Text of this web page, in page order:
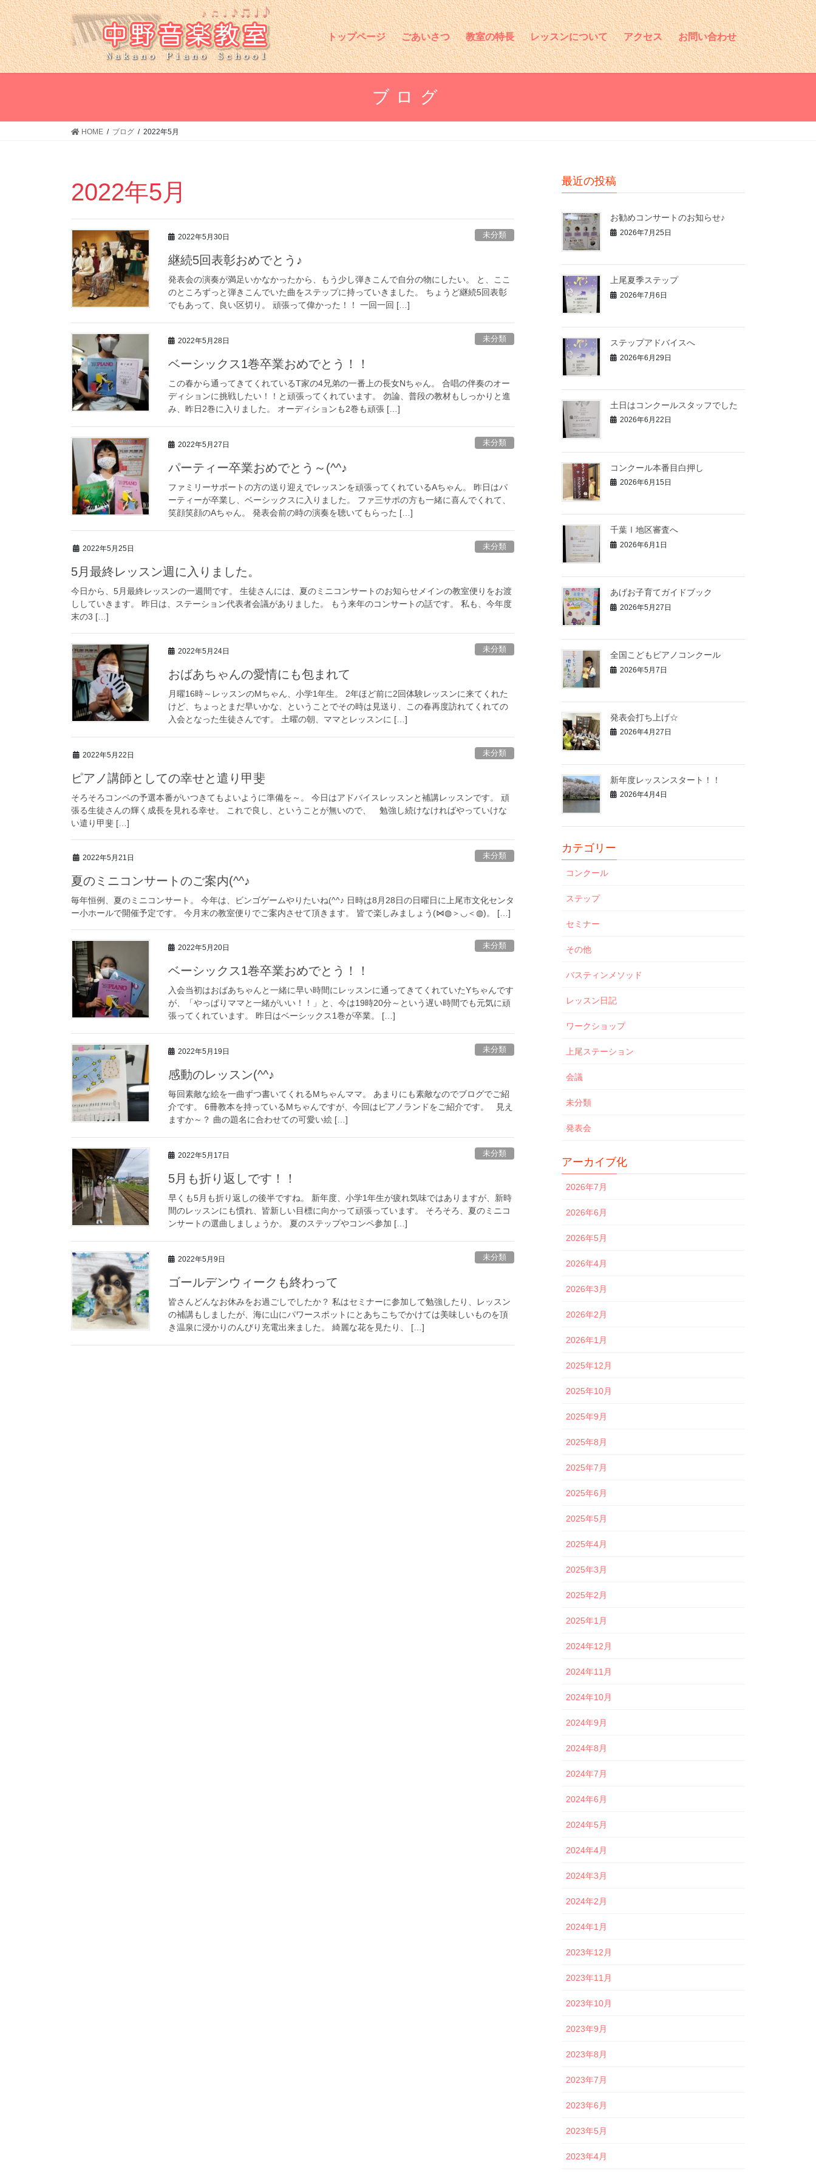
コ
ン
テ
ン
ツ
ッ
ナ
ビ
ゲ
ー
シ
移
トップページ ごあいさつ 教室の特長 レッスンについて アクセス お問い合わせ
ブログ
HOME ブログ 2022年5月
2022年5月
2022年5月30日 未分類
継続5回表彰おめでとう♪
発表会の演奏が満足いかなかったから、もう少し弾きこんで自分の物にしたい。 と、ここ
のところずっと弾きこんでいた曲をステップに持っていきました。 ちょうど継続5回表彰
でもあって、良い区切り。 頑張って偉かった！！ 一回一回 […]
2022年5月28日 未分類
ベーシックス1巻卒業おめでとう！！
この春から通ってきてくれているT家の4兄弟の一番上の長女Nちゃん。 合唱の伴奏のオー
ディションに挑戦したい！！と頑張ってくれています。 勿論、普段の教材もしっかりと進
み、昨日2巻に入りました。 オーディションも2巻も頑張 […]
2022年5月27日 未分類
パーティー卒業おめでとう～(^^♪
ファミリーサポートの方の送り迎えでレッスンを頑張ってくれているAちゃん。 昨日はパ
ーティーが卒業し、ベーシックスに入りました。 ファ三サポの方も一緒に喜んでくれて、
笑顔笑顔のAちゃん。 発表会前の時の演奏を聴いてもらった […]
2022年5月25日 未分類
5月最終レッスン週に入りました。
今日から、5月最終レッスンの一週間です。 生徒さんには、夏のミニコンサートのお知らせメインの教室便りをお渡
ししていきます。 昨日は、ステーション代表者会議がありました。 もう来年のコンサートの話です。 私も、今年度
末の3 […]
2022年5月24日 未分類
おばあちゃんの愛情にも包まれて
月曜16時～レッスンのMちゃん、小学1年生。 2年ほど前に2回体験レッスンに来てくれた
けど、ちょっとまだ早いかな、ということでその時は見送り、この春再度訪れてくれての
入会となった生徒さんです。 土曜の朝、ママとレッスンに […]
2022年5月22日 未分類
ピアノ講師としての幸せと遣り甲斐
そろそろコンペの予選本番がいつきてもよいように準備を～。 今日はアドバイスレッスンと補講レッスンです。 頑
張る生徒さんの輝く成長を見れる幸せ。 これで良し、ということが無いので、 勉強し続けなければやっていけな
い遣り甲斐 […]
2022年5月21日 未分類
夏のミニコンサートのご案内(^^♪
毎年恒例、夏のミニコンサート。 今年は、ビンゴゲームやりたいね(^^♪ 日時は8月28日の日曜日に上尾市文化センタ
ー小ホールで開催予定です。 今月末の教室便りでご案内させて頂きます。 皆で楽しみましょう(⋈◍＞◡＜◍)。 […]
2022年5月20日 未分類
ベーシックス1巻卒業おめでとう！！
入会当初はおばあちゃんと一緒に早い時間にレッスンに通ってきてくれていたYちゃんです
が、「やっぱりママと一緒がいい！！」と、今は19時20分～という遅い時間でも元気に頑
張ってくれています。 昨日はベーシックス1巻が卒業。 […]
2022年5月19日 未分類
感動のレッスン(^^♪
毎回素敵な絵を一曲ずつ書いてくれるMちゃんママ。 あまりにも素敵なのでブログでご紹
介です。 6冊教本を持っているMちゃんですが、今回はピアノランドをご紹介です。 見え
ますか～？ 曲の題名に合わせての可愛い絵 […]
2022年5月17日 未分類
5月も折り返しです！！
早くも5月も折り返しの後半ですね。 新年度、小学1年生が疲れ気味ではありますが、新時
間のレッスンにも慣れ、皆新しい目標に向かって頑張っています。 そろそろ、夏のミニコ
ンサートの選曲しましょうか。 夏のステップやコンペ参加 […]
2022年5月9日 未分類
ゴールデンウィークも終わって
皆さんどんなお休みをお過ごしでしたか？ 私はセミナーに参加して勉強したり、レッスン
の補講もしましたが、海に山にパワースポットにとあちこちでかけては美味しいものを頂
き温泉に浸かりのんびり充電出来ました。 綺麗な花を見たり、 […]
最近の投稿
お勧めコンサートのお知らせ♪
2026年7月25日
上尾夏季ステップ
2026年7月6日
ステップアドバイスへ
2026年6月29日
土日はコンクールスタッフでした
2026年6月22日
コンクール本番目白押し
2026年6月15日
千葉Ⅰ地区審査へ
2026年6月1日
あげお子育てガイドブック
2026年5月27日
全国こどもピアノコンクール
2026年5月7日
発表会打ち上げ☆
2026年4月27日
新年度レッスンスタート！！
2026年4月4日
カテゴリー
コンクール
ステップ
セミナー
その他
バスティンメソッド
レッスン日記
ワークショップ
上尾ステーション
会議
未分類
発表会
アーカイブ化
2026年7月
2026年6月
2026年5月
2026年4月
2026年3月
2026年2月
2026年1月
2025年12月
2025年10月
2025年9月
2025年8月
2025年7月
2025年6月
2025年5月
2025年4月
2025年3月
2025年2月
2025年1月
2024年12月
2024年11月
2024年10月
2024年9月
2024年8月
2024年7月
2024年6月
2024年5月
2024年4月
2024年3月
2024年2月
2024年1月
2023年12月
2023年11月
2023年10月
2023年9月
2023年8月
2023年7月
2023年6月
2023年5月
2023年4月